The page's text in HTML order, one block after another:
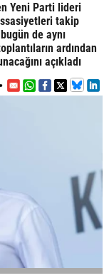
Yeni Parti lideri
takip
de aynı
ardından
açıkladı